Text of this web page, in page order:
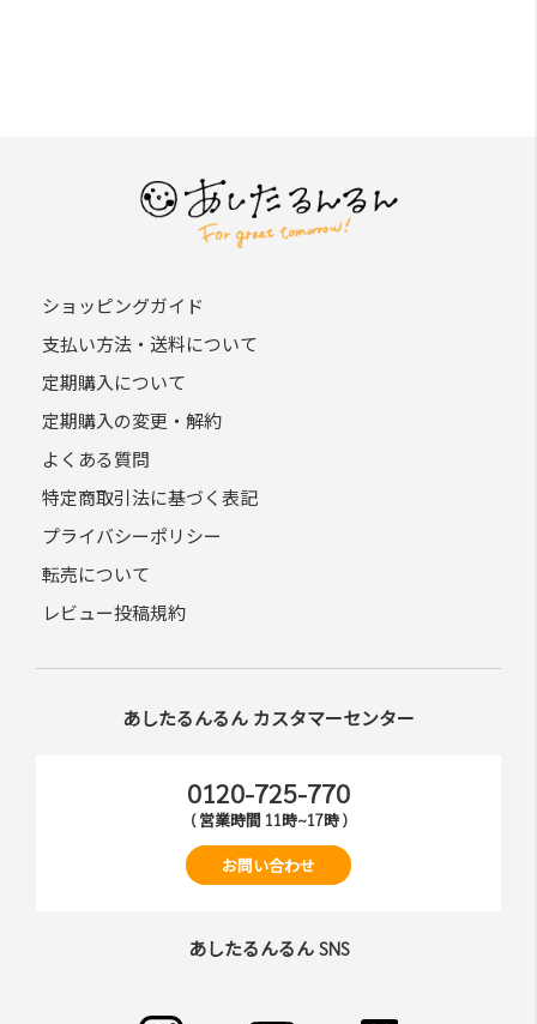
ショッピングガイド
支払い方法・送料について
定期購入について
定期購入の変更・解約
よくある質問
特定商取引法に基づく表記
プライバシーポリシー
転売について
レビュー投稿規約
あしたるんるん カスタマーセンター
0120-725-770
( 営業時間 11時~17時 )
お問い合わせ
あしたるんるん SNS